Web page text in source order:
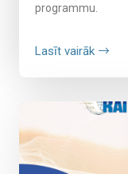
programmu.
Lasīt vairāk